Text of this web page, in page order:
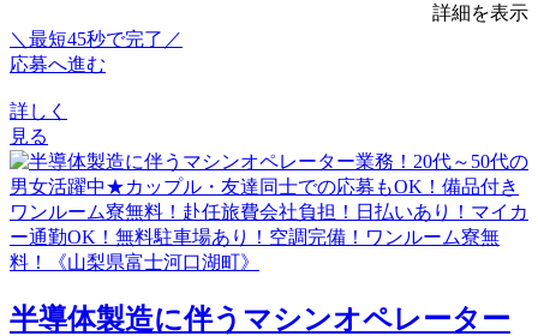
詳細を表示
＼最短45秒で完了／
応募へ進む
詳しく
見る
半導体製造に伴うマシンオペレーター